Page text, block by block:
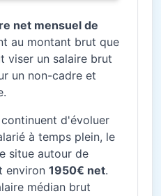
net mensuel de
au montant brut que
viser un salaire brut
un non-cadre et
d'évoluer
à temps plein, le
situe autour de
environ 1950€ net.
médian brut